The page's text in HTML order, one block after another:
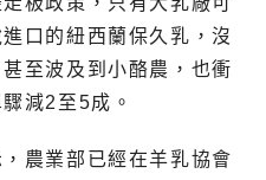
口的紐西蘭保久乳，沒
至波及到小酪農，也衝
減2至5成。
農業部已經在羊乳協會